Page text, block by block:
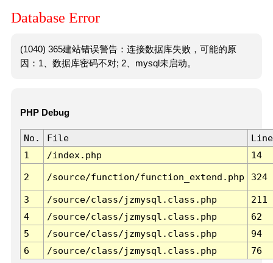
Database Error
(1040) 365建站错误警告：连接数据库失败，可能的原
因：1、数据库密码不对; 2、mysql未启动。
PHP Debug
No. File
Line
1
/index.php 14
2 /source/function/function_extend.php 324
3 /source/class/jzmysql.class.php
211
4
/source/class/jzmysql.class.php
62
5
/source/class/jzmysql.class.php
94
6
/source/class/jzmysql.class.php 76